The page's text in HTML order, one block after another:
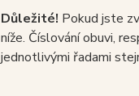
Důležité! Pokud jste
níže. Číslování obuvi,
jednotlivými řadami